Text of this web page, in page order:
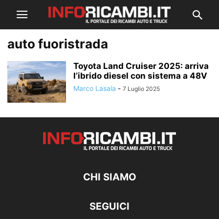
auto fuoristrada
Toyota Land Cruiser 2025: arriva
l’ibrido diesel con sistema a 48V
Marco Lasala - 7 Luglio 2025
CHI SIAMO
SEGUICI